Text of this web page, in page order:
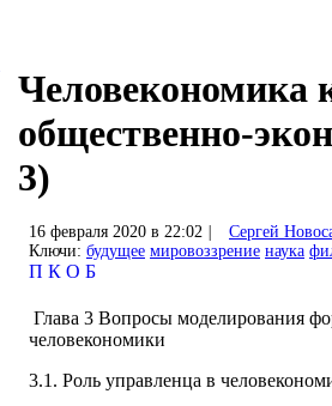
Человекономика
общественно-
3)
16 февраля 2020 в 22:02 Сергей
Ключи: будущее мировоззрение наука
П К О Б
Глава 3 Вопросы моделирования
человекономики
3.1. Роль управленца в